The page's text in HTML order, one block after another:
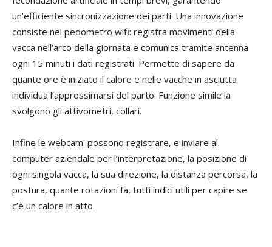
un’efficiente sincronizzazione dei parti. Una innovazione
consiste nel pedometro wifi: registra movimenti della
vacca nell’arco della giornata e comunica tramite antenna
ogni 15 minuti i dati registrati. Permette di sapere da
quante ore è iniziato il calore e nelle vacche in asciutta
individua l’approssimarsi del parto. Funzione simile la
svolgono gli attivometri, collari.
Infine le webcam: possono registrare, e inviare al
computer aziendale per l’interpretazione, la posizione di
ogni singola vacca, la sua direzione, la distanza percorsa, la
postura, quante rotazioni fa, tutti indici utili per capire se
c’è un calore in atto.